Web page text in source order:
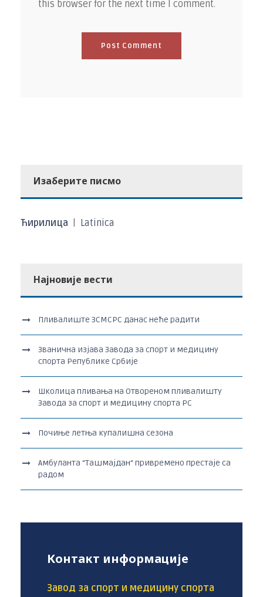
this browser for the next time I comment.
Изаберите писмо
Ћирилица Latinica
Најновије вести
Пливалиште ЗСМСРС данас неће радити
Званична изјава Завода за спорт и медицину
спорта Републике Србије
Школица пливања на Отвореном пливалишту
Завода за спорт и медицину спорта РС
Почиње летња купалишна сезона
Амбуланта “Ташмајдан“ привремено престаје са
радом
Контакт информације
Завод за спорт и медицину спорта